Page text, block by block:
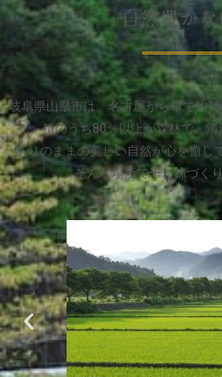
自然豊か
岐阜県山県市は、名古屋から車で約1
積のうち80％以上が森林で、
ありのままの美しい自然が心を癒し
そんな場所で干し柿づく